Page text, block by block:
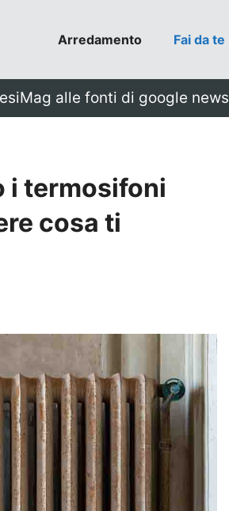
Arredamento Fai da te
alle fonti di google news
i termosifoni
cosa ti